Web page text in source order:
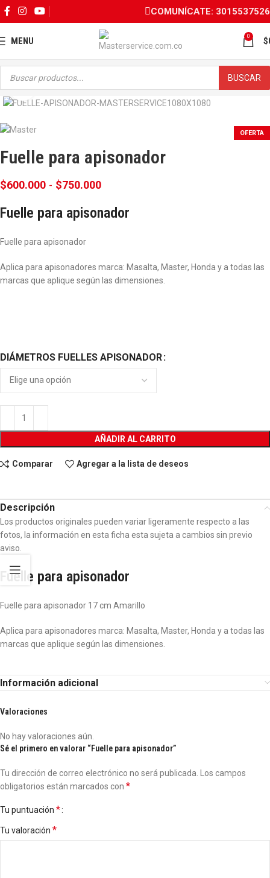
COMUNÍCATE: 3015537526
MENU 0 $
BUSCAR
OFERTA
Fuelle para apisonador
$600.000 - $750.000
Fuelle para apisonador
Fuelle para apisonador
Aplica para apisonadores marca: Masalta, Master, Honda y a todas las
marcas que aplique según las dimensiones.
DIÁMETROS FUELLES APISONADOR
AÑADIR AL CARRITO
Comparar Agregar a la lista de deseos
Descripción
Los productos originales pueden variar ligeramente respecto a las
fotos, la información en esta ficha esta sujeta a cambios sin previo
aviso.
Fuelle para apisonador
Fuelle para apisonador 17 cm Amarillo
Aplica para apisonadores marca: Masalta, Master, Honda y a todas las
marcas que aplique según las dimensiones.
Información adicional
Valoraciones
No hay valoraciones aún.
Sé el primero en valorar “Fuelle para apisonador”
Tu dirección de correo electrónico no será publicada. Los campos
obligatorios están marcados con *
Tu puntuación *
Tu valoración *